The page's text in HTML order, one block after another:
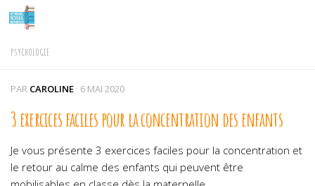
Skip to content
PSYCHOLOGIE
PAR CAROLINE · 6 MAI 2020
3 exercices faciles pour la concentration des enfants
Je vous présente 3 exercices faciles pour la concentration et
le retour au calme des enfants qui peuvent être